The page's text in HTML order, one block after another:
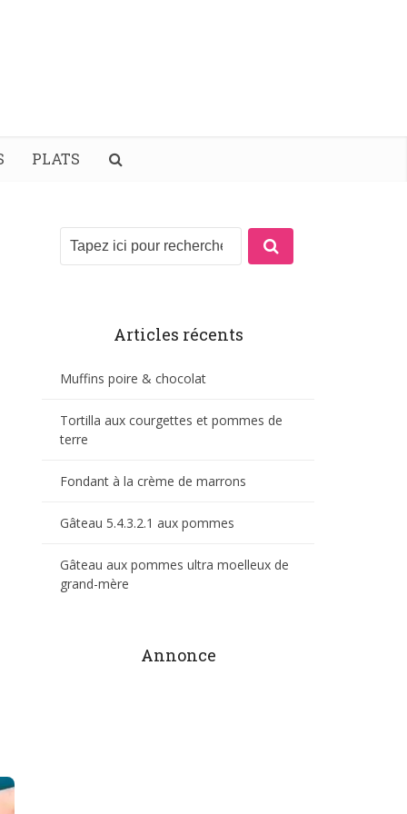
PLATS
Articles récents
Muffins poire & chocolat
Tortilla aux courgettes et pommes de
terre
Fondant à la crème de marrons
Gâteau 5.4.3.2.1 aux pommes
Gâteau aux pommes ultra moelleux de
grand-mère
Annonce